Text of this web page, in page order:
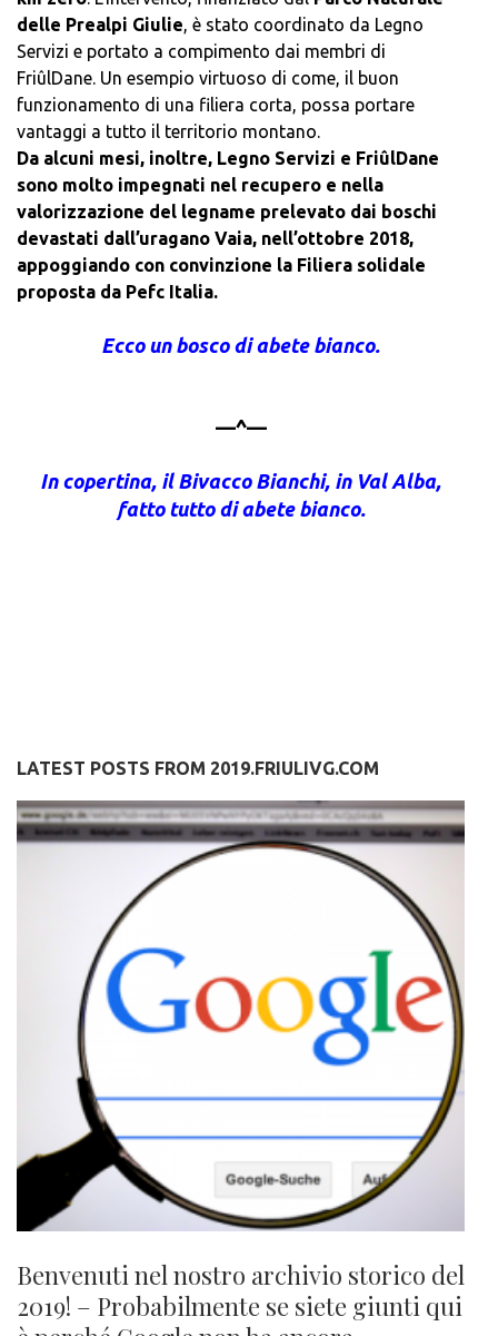
delle Prealpi Giulie, è stato coordinato da Legno
Servizi e portato a compimento dai membri di
FriûlDane. Un esempio virtuoso di come, il buon
funzionamento di una filiera corta, possa portare
vantaggi a tutto il territorio montano.
Da alcuni mesi, inoltre, Legno Servizi e FriûlDane
sono molto impegnati nel recupero e nella
valorizzazione del legname prelevato dai boschi
devastati dall’uragano Vaia, nell’ottobre 2018,
appoggiando con convinzione la Filiera solidale
proposta da Pefc Italia.
Ecco un bosco di abete bianco.
—^—
In copertina, il Bivacco Bianchi, in Val Alba,
fatto tutto di abete bianco.
LATEST POSTS FROM 2019.FRIULIVG.COM
Benvenuti nel nostro archivio storico del
2019! – Probabilmente se siete giunti qui